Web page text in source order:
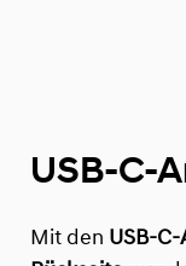
USB-C-
Mit den USB-